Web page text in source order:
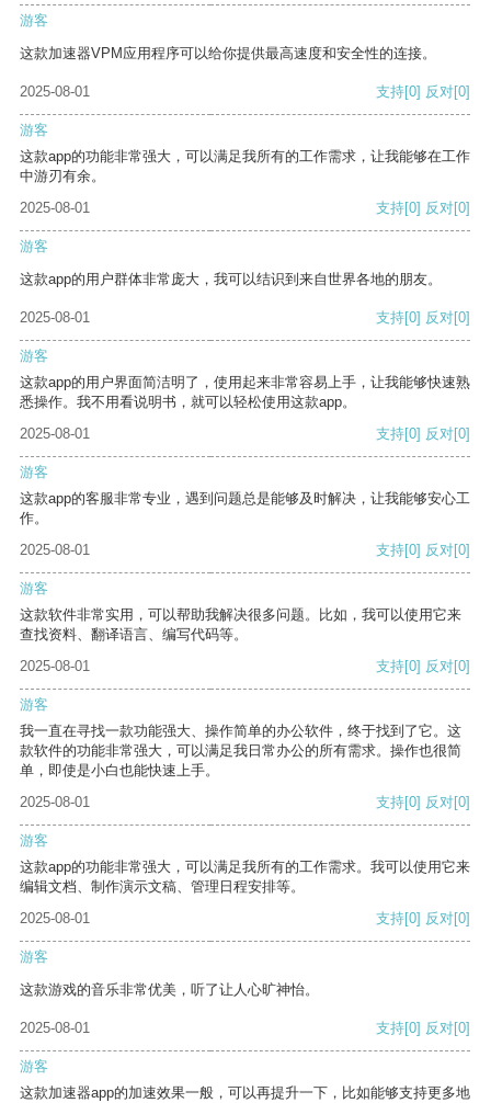
游客
这款加速器VPM应用程序可以给你提供最高速度和安全性的连接。
2025-08-01 支持[0] 反对[0]
游客
这款app的功能非常强大，可以满足我所有的工作需求，让我能够在工作
中游刃有余。
2025-08-01
支持[0] 反对[0]
游客
这款app的用户群体非常庞大，我可以结识到来自世界各地的朋友。
2025-08-01 支持[0] 反对[0]
游客
这款app的用户界面简洁明了，使用起来非常容易上手，让我能够快速熟
悉操作。我不用看说明书，就可以轻松使用这款app。
2025-08-01
支持[0] 反对[0]
游客
这款app的客服非常专业，遇到问题总是能够及时解决，让我能够安心工
作。
2025-08-01
支持[0] 反对[0]
游客
这款软件非常实用，可以帮助我解决很多问题。比如，我可以使用它来
查找资料、翻译语言、编写代码等。
2025-08-01
支持[0] 反对[0]
游客
我一直在寻找一款功能强大、操作简单的办公软件，终于找到了它。这
款软件的功能非常强大，可以满足我日常办公的所有需求。操作也很简
单，即使是小白也能快速上手。
2025-08-01
支持[0] 反对[0]
游客
这款app的功能非常强大，可以满足我所有的工作需求。我可以使用它来
编辑文档、制作演示文稿、管理日程安排等。
2025-08-01
支持[0] 反对[0]
游客
这款游戏的音乐非常优美，听了让人心旷神怡。
2025-08-01 支持[0] 反对[0]
游客
这款加速器app的加速效果一般，可以再提升一下，比如能够支持更多地